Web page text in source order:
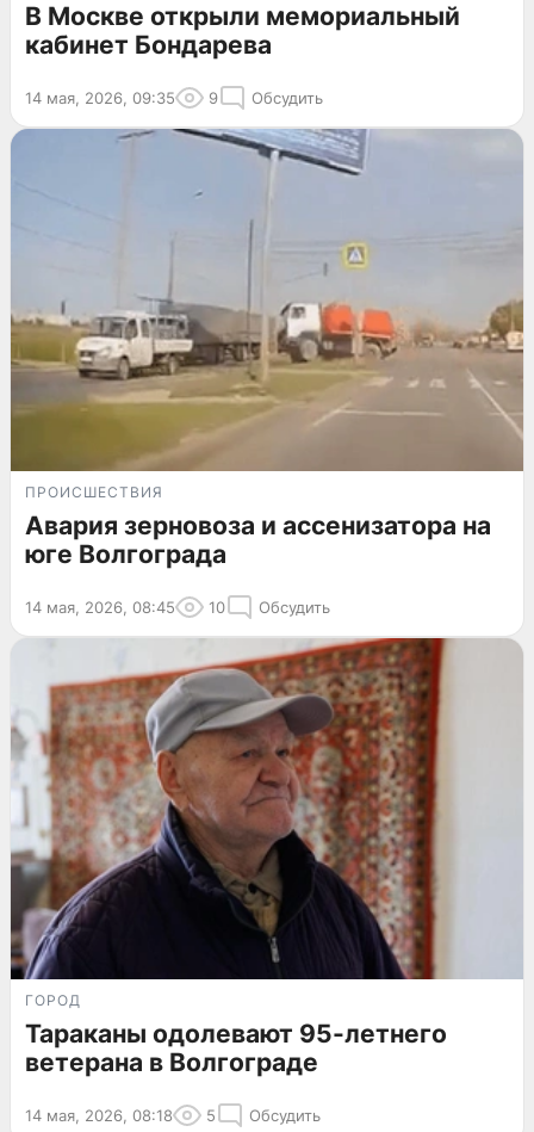
В Москве открыли мемориальный
кабинет Бондарева
14 мая, 2026, 09:35 9 Обсудить
ПРОИСШЕСТВИЯ
Авария зерновоза и ассенизатора на
юге Волгограда
14 мая, 2026, 08:45 10 Обсудить
ГОРОД
Тараканы одолевают 95-летнего
ветерана в Волгограде
14 мая, 2026, 08:18 5 Обсудить